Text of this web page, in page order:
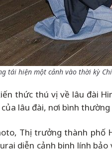
tái hiện một cảnh vào thời kỳ
thức thú vị về lâu đài
lâu đài, nơi bình
Thị trưởng thành phố
diễn cảnh binh lính